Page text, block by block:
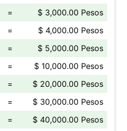
=
$ 3,000.00 Pesos
=
$ 4,000.00 Pesos
=
$ 5,000.00 Pesos
=
$ 10,000.00 Pesos
=
$ 20,000.00 Pesos
=
$ 30,000.00 Pesos
= $ 40,000.00 Pesos